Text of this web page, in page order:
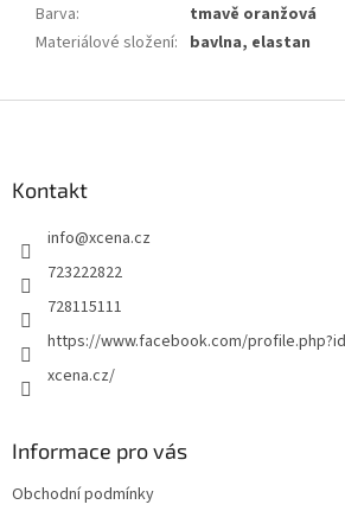
Barva:
tmavě oranžová
Materiálové složení: bavlna, elastan
Kontakt
info@xcena.cz
723222822
728115111
https://www.facebook.com/
xcena.cz/
Informace pro vás
Obchodní podmínky